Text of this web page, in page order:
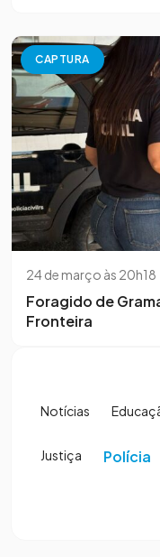
CAPTURA
24 de março às 20h18
Foragido de
Fronteira
Notícias
Justiça Polícia